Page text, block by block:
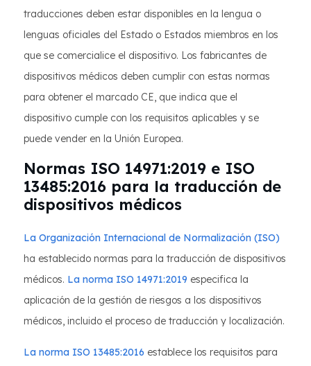
traducciones deben estar disponibles en la lengua o
lenguas oficiales del Estado o Estados miembros en los
que se comercialice el dispositivo. Los fabricantes de
dispositivos médicos deben cumplir con estas normas
para obtener el marcado CE, que indica que el
dispositivo cumple con los requisitos aplicables y se
puede vender en la Unión Europea.
Normas ISO 14971:2019 e ISO
13485:2016 para la traducción de
dispositivos médicos
La Organización Internacional de Normalización (ISO)
ha establecido normas para la traducción de dispositivos
médicos. La norma ISO 14971:2019 especifica la
aplicación de la gestión de riesgos a los dispositivos
médicos, incluido el proceso de traducción y localización.
La norma ISO 13485:2016 establece los requisitos para